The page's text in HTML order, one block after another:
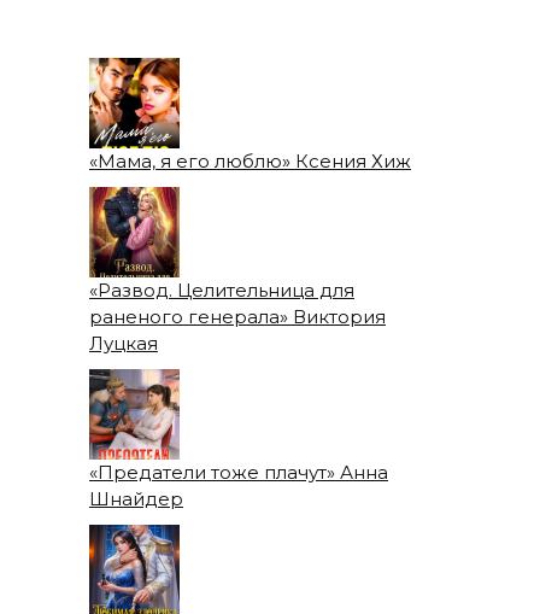
«Мама, я его люблю» Ксения Хиж
«Развод. Целительница для
раненого генерала» Виктория
Луцкая
«Предатели тоже плачут» Анна
Шнайдер